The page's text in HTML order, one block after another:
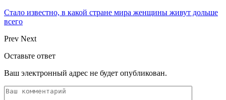
Стало известно, в какой стране мира женщины живут дольше
всего
Prev Next
Оставьте ответ
Ваш электронный адрес не будет опубликован.